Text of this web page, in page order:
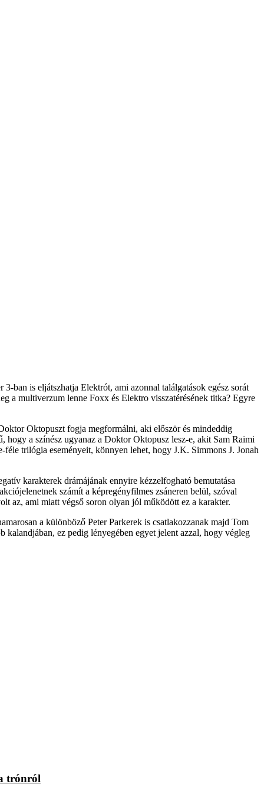
ban is eljátszhatja Elektrót, ami azonnal találgatások egész sorát
a multiverzum lenne Foxx és Elektro visszatérésének titka? Egyre
Oktopuszt fogja megformálni, aki először és mindeddig
hogy a színész ugyanaz a Doktor Oktopusz lesz-e, akit Sam Raimi
trilógia eseményeit, könnyen lehet, hogy J.K. Simmons J. Jonah
karakterek drámájának ennyire kézzelfogható bemutatása
számít a képregényfilmes zsáneren belül, szóval
az, ami miatt végső soron olyan jól működött ez a karakter.
a különböző Peter Parkerek is csatlakozzanak majd Tom
ez pedig lényegében egyet jelent azzal, hogy végleg
trónról